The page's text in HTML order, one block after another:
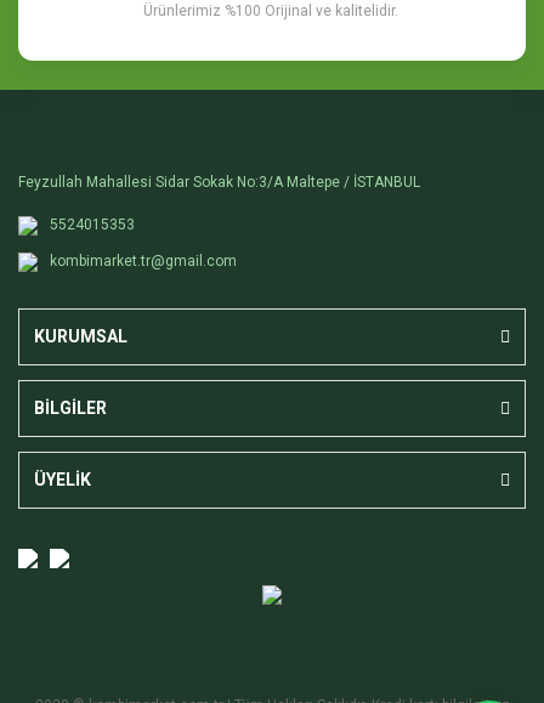
Ürünlerimiz %100 Orijinal ve kalitelidir.
Feyzullah Mahallesi Sidar Sokak No:3/A Maltepe / İSTANBUL
5524015353
kombimarket.tr@gmail.com
KURUMSAL
BİLGİLER
ÜYELİK